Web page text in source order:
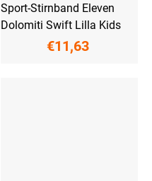
Sport-Stirnband Eleven
Dolomiti Swift Lilla Kids
€11,63